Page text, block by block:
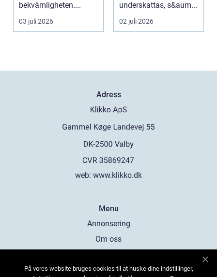
bekvämligheten....
03 juli 2026
underskattas, s&aum...
02 juli 2026
Adress
web: www.klikko.dk
Menu
Annonsering
Om oss
Kontakta oss
På vores website bruges cookies til at huske dine indstillinger,